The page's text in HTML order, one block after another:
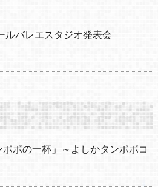
ルバレエスタジオ発表会
ポの一杯」～よしかタンポポコ